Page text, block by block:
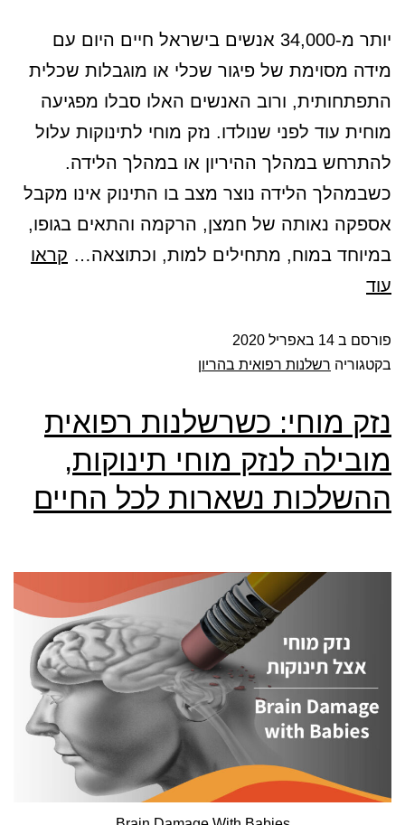
יותר מ-34,000 אנשים בישראל חיים היום עם
מידה מסוימת של פיגור שכלי או מוגבלות שכלית
התפתחותית, ורוב האנשים האלו סבלו מפגיעה
מוחית עוד לפני שנולדו. נזק מוחי לתינוקות עלול
להתרחש במהלך ההיריון או במהלך הלידה.
כשבמהלך הלידה נוצר מצב בו התינוק אינו מקבל
אספקה נאותה של חמצן, הרקמה והתאים בגופו,
במיוחד במוח, מתחילים למות, וכתוצאה… קראו
עוד
פורסם ב 14 באפריל 2020
בקטגוריה רשלנות רפואית בהריון
נזק מוחי: כשרשלנות רפואית
מובילה לנזק מוחי תינוקות,
ההשלכות נשארות לכל החיים